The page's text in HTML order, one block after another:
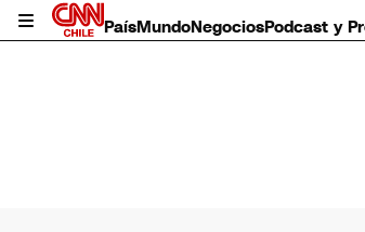
PaísMundoNegociosPodcast y